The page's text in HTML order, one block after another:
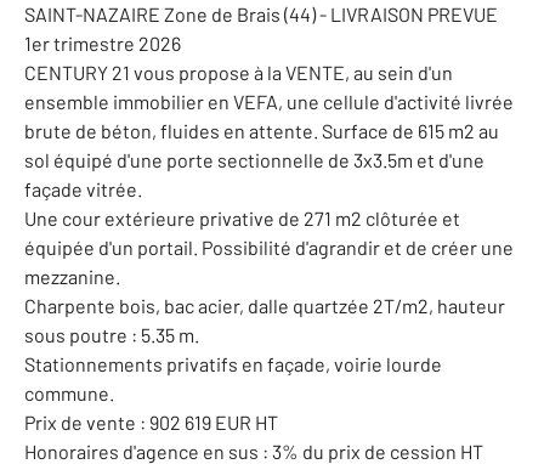
SAINT-NAZAIRE Zone de Brais (44) - LIVRAISON PREVUE
1er trimestre 2026
CENTURY 21 vous propose à la VENTE, au sein d'un
ensemble immobilier en VEFA, une cellule d'activité livrée
brute de béton, fluides en attente. Surface de 615 m2 au
sol équipé d'une porte sectionnelle de 3x3.5m et d'une
façade vitrée.
Une cour extérieure privative de 271 m2 clôturée et
équipée d'un portail. Possibilité d'agrandir et de créer une
mezzanine.
Charpente bois, bac acier, dalle quartzée 2T/m2, hauteur
sous poutre : 5.35 m.
Stationnements privatifs en façade, voirie lourde
commune.
Prix de vente : 902 619 EUR HT
Honoraires d'agence en sus : 3% du prix de cession HT